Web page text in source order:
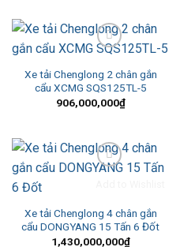
Xe tải Chenglong 2 chân gắn
cẩu XCMG SQS125TL-5
906,000,000₫
Xe tải Chenglong 4 chân gắn
cẩu DONGYANG 15 Tấn 6 Đốt
1,430,000,000₫